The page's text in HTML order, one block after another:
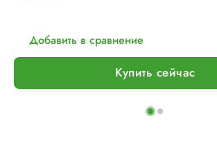
Добавить в сравнение
Купить сейчас